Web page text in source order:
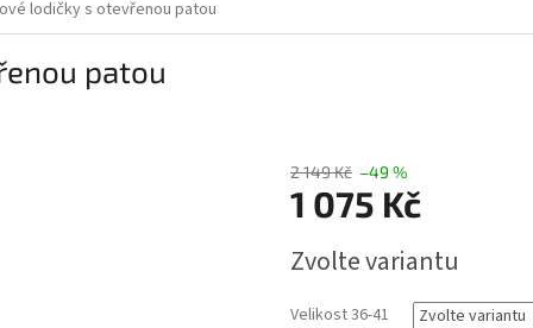
lodičky s otevřenou patou
patou
2 149 Kč –49 %
1 075 Kč
cena:
Zvolte variantu
Velikost 36-41